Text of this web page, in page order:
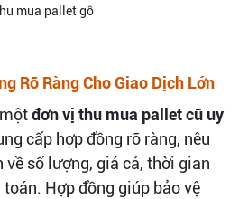
Rõ Ràng Cho Giao Dịch Lớn
đơn vị thu mua pallet cũ uy
cấp hợp đồng rõ ràng, nêu
số lượng, giá cả, thời gian
Hợp đồng giúp bảo vệ